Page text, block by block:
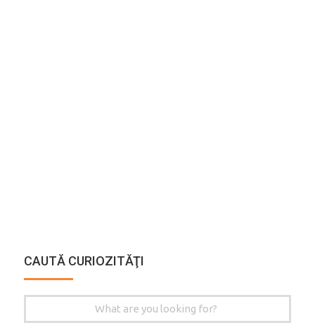
CAUTĂ CURIOZITĂŢI
for: